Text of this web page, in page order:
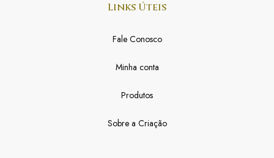
Links Úteis
Fale Conosco
Minha conta
Produtos
Sobre a Criação